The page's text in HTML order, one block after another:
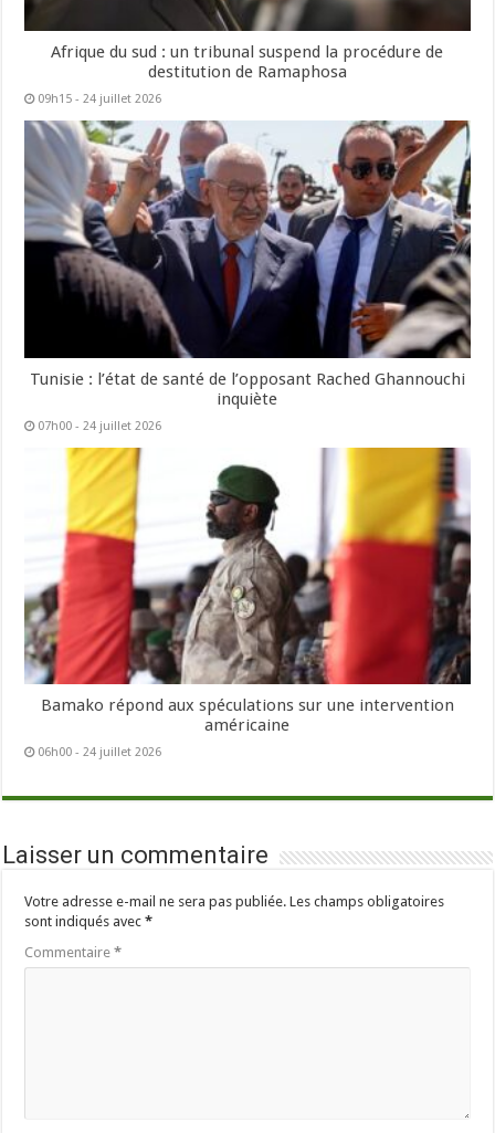
Afrique du sud : un tribunal suspend la procédure de
destitution de Ramaphosa
09h15 - 24 juillet 2026
Tunisie : l’état de santé de l’opposant Rached Ghannouchi
inquiète
07h00 - 24 juillet 2026
Bamako répond aux spéculations sur une intervention
américaine
06h00 - 24 juillet 2026
Laisser un commentaire
Votre adresse e-mail ne sera pas publiée. Les champs obligatoires
sont indiqués avec*
Commentaire*